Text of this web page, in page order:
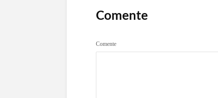
Comente
Comente